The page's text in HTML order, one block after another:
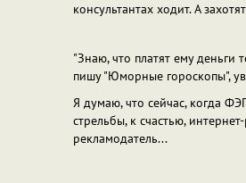
консультантах ходит. А
"Знаю, что платят ему деньги
пишу "Юморные гороскопы",
Я думаю, что сейчас, когда
стрельбы, к счастью,
рекламодатель...